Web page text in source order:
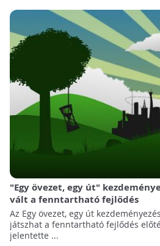
"Egy övezet, egy út"
vált a fenntartható fejlődés
Az Egy övezet, egy út
játszhat a fenntartható fejlődés
jelentette ...